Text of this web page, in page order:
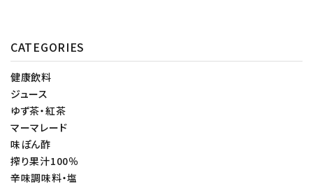
CATEGORIES
健康飲料
ジュース
ゆず茶・紅茶
マーマレード
味ぽん酢
搾り果汁100％
辛味調味料・塩